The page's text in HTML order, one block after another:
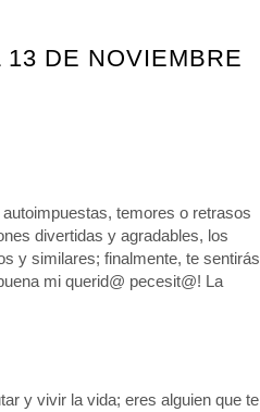
DE NOVIEMBRE
temores o retrasos
divertidas y agradables, los
y similares; finalmente, te sentirás
mi querid@ pecesit@! La
y vivir la vida; eres alguien que te